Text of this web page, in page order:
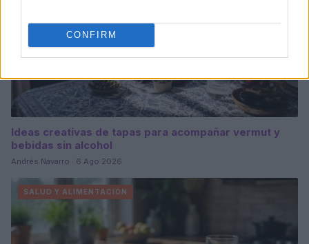
CONFIRM
Ideas creativas de tapas para acompañar vermut y
bebidas sin alcohol
Andrés Navarro · 6 Ago 2026
SALUD Y ALIMENTACIÓN